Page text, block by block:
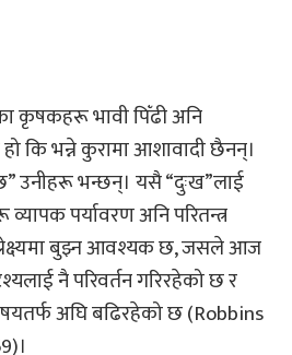
कृषकहरू भावी पिँढी अनि
कि भन्ने कुरामा आशावादी छैनन्।
उनीहरू भन्छन्। यसै “दुःख”लाई
पर्यावरण अनि परितन्त्र
बुझ्न आवश्यक छ, जसले आज
नै परिवर्तन गरिरहेको छ र
अघि बढिरहेको छ (Robbins